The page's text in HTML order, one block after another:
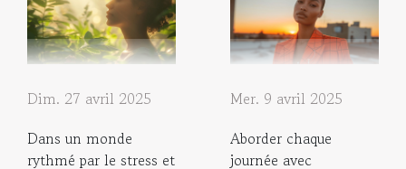
Dim. 27 avril 2025
Dans un monde
rythmé par le stress et
Mer. 9 avril 2025
Aborder chaque
journée avec